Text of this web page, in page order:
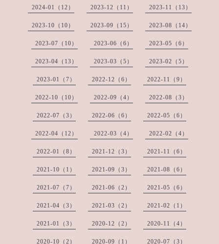
2024-01（12） 2023-12（11） 2023-11（13）
2023-10（10） 2023-09（15） 2023-08（14）
2023-07（10） 2023-06（6） 2023-05（6）
2023-04（13） 2023-03（5） 2023-02（5）
2023-01（7） 2022-12（6） 2022-11（9）
2022-10（10） 2022-09（4） 2022-08（3）
2022-07（3） 2022-06（6） 2022-05（6）
2022-04（12） 2022-03（4） 2022-02（4）
2022-01（8） 2021-12（3） 2021-11（6）
2021-10（1） 2021-09（3） 2021-08（6）
2021-07（7） 2021-06（2） 2021-05（6）
2021-04（3） 2021-03（2） 2021-02（1）
2021-01（3） 2020-12（2） 2020-11（4）
2020-10（2） 2020-09（1） 2020-07（3）